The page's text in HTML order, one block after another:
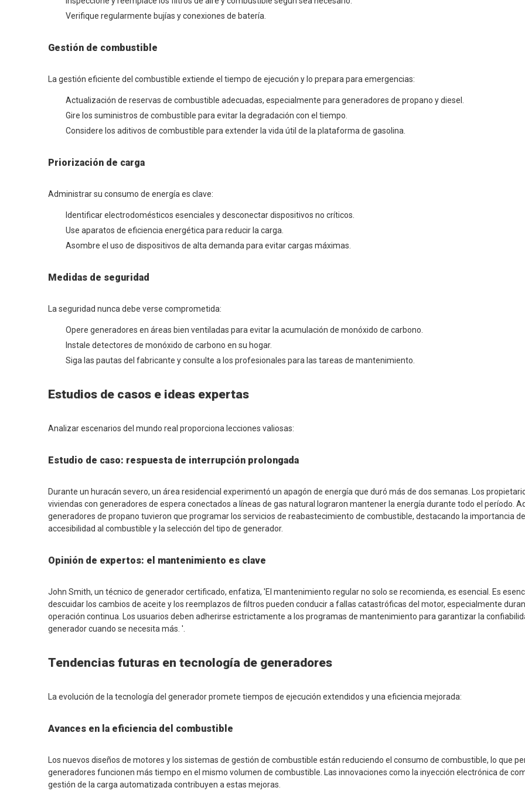
Verifique regularmente bujías y conexiones de batería.
Gestión de combustible
La gestión eficiente del combustible extiende el tiempo de ejecución y lo prepara para emergencias:
Actualización de reservas de combustible adecuadas, especialmente para generadores de propano y diesel.
Gire los suministros de combustible para evitar la degradación con el tiempo.
Considere los aditivos de combustible para extender la vida útil de la plataforma de gasolina.
Priorización de carga
Administrar su consumo de energía es clave:
Identificar electrodomésticos esenciales y desconectar dispositivos no críticos.
Use aparatos de eficiencia energética para reducir la carga.
Asombre el uso de dispositivos de alta demanda para evitar cargas máximas.
Medidas de seguridad
La seguridad nunca debe verse comprometida:
Opere generadores en áreas bien ventiladas para evitar la acumulación de monóxido de carbono.
Instale detectores de monóxido de carbono en su hogar.
Siga las pautas del fabricante y consulte a los profesionales para las tareas de mantenimiento.
Estudios de casos e ideas expertas
Analizar escenarios del mundo real proporciona lecciones valiosas:
Estudio de caso: respuesta de interrupción prolongada
Durante un huracán severo, un área residencial experimentó un apagón de energía que duró más de dos semanas. Los
viviendas con generadores de espera conectados a líneas de gas natural lograron mantener la energía durante todo el período.
generadores de propano tuvieron que programar los servicios de reabastecimiento de combustible, destacando la importancia
accesibilidad al combustible y la selección del tipo de generador.
Opinión de expertos: el mantenimiento es clave
John Smith, un técnico de generador certificado, enfatiza, 'El mantenimiento regular no solo se recomienda, es esencial. Es
descuidar los cambios de aceite y los reemplazos de filtros pueden conducir a fallas catastróficas del motor, especialmente
operación continua. Los usuarios deben adherirse estrictamente a los programas de mantenimiento para garantizar la
generador cuando se necesita más. '.
Tendencias futuras en tecnología de generadores
La evolución de la tecnología del generador promete tiempos de ejecución extendidos y una eficiencia mejorada:
Avances en la eficiencia del combustible
Los nuevos diseños de motores y los sistemas de gestión de combustible están reduciendo el consumo de combustible, lo que
generadores funcionen más tiempo en el mismo volumen de combustible. Las innovaciones como la inyección electrónica de
gestión de la carga automatizada contribuyen a estas mejoras.